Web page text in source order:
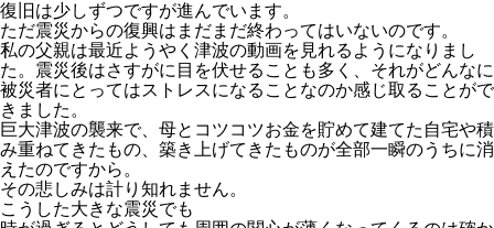
復旧は少しずつですが進んでいます。
ただ震災からの復興はまだまだ終わってはいないのです。
私の父親は最近ようやく津波の動画を見れるようになりまし
た。震災後はさすがに目を伏せることも多く、それがどんなに
被災者にとってはストレスになることなのか感じ取ることがで
きました。
巨大津波の襲来で、母とコツコツお金を貯めて建てた自宅や積
み重ねてきたもの、築き上げてきたものが全部一瞬のうちに消
えたのですから。
その悲しみは計り知れません。
こうした大きな震災でも